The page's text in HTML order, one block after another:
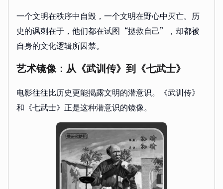
一个文明在秩序中自毁，一个文明在野心中灭亡。历
史的讽刺在于，他们都在试图“拯救自己”，却都被
自身的文化逻辑所囚禁。
艺术镜像：从《武训传》到《七武士》
电影往往比历史更能揭露文明的潜意识。《武训传》
和《七武士》正是这种潜意识的镜像。